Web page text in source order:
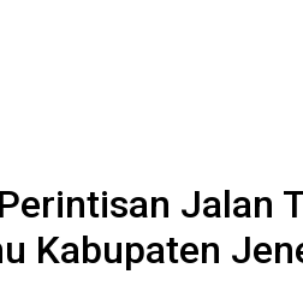
Jalan
Kabupaten